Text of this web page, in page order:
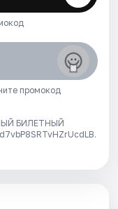
промокод
БИЛЕТНЫЙ